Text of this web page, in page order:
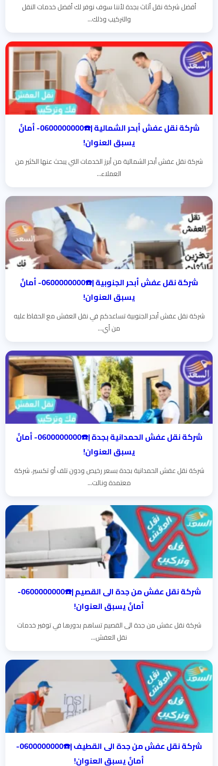
أفضل شركة نقل أثاث بجدة لأننا سوف نوفر لك أفضل خدمات النقل
والتركيب وذلك...
شركة نقل عفش أبحر الشمالية |☎️0600000000- أمانٌ
يسبق العنوان!
شركة نقل عفش أبحر الشمالية من أبرز الخدمات التي يبحث عنها الكثير من
العملاء...
شركة نقل عفش أبحر الجنوبية |☎️0600000000- أمانٌ
يسبق العنوان!
شركة نقل عفش أبحر الجنوبية تساعدكم في نقل العفش مع الحفاظ عليه
من أي...
شركة نقل عفش الحمدانية بجدة |☎️0600000000- أمانٌ
يسبق العنوان!
شركة نقل عفش الحمدانية بجدة بسعر رخيص ودون تلف أو تكسير، شركة
معتمدة ونالت...
شركة نقل عفش من جدة الى القصيم |☎️0600000000-
أمانٌ يسبق العنوان!
شركة نقل عفش من جدة الى القصيم تساهم بدورها في توفير خدمات
نقل العفش...
شركة نقل عفش من جدة الى القطيف |☎️0600000000-
أمانٌ يسبق العنوان!